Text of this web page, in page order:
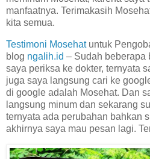
manfaatnya. Terimakasih
kita semua.
Testimoni Mosehatuntuk
blog ngalih.id – Sudah beberapa
saya periksa ke dokter, ternyata
juga saya langsung cari ke
di google adalah Mosehat. Dan
langsung minum dan sekarang
ternyata ada perubahan bahkan
akhirnya saya mau pesan lagi.